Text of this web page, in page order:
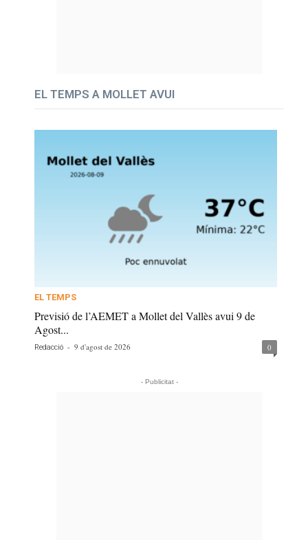
EL TEMPS A MOLLET AVUI
EL TEMPS
Previsió de l’AEMET a Mollet del Vallès avui 9 de
Agost...
Redacció - 9 d'agost de 2026 0
- Publicitat -